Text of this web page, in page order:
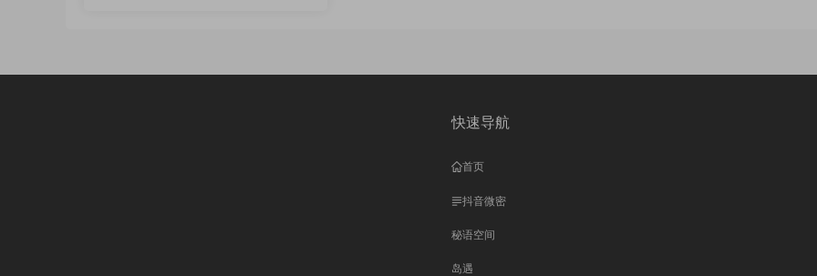
快速导航
首页
抖音微密
秘语空间
岛遇